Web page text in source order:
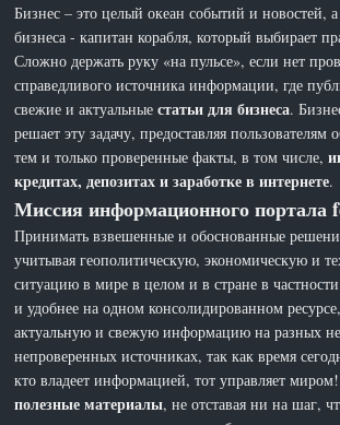
Бизнес – это целый океан событий и новостей,
бизнеса - капитан корабля, который выбирает
Сложно держать руку «на пульсе», если нет
справедливого источника информации, где
свежие и актуальныестатьи для бизнеса.
решает эту задачу, предоставляя
тем и только проверенные факты, в том числе,
кредитах, депозитах и заработке в интернете.
Миссия информационного портала
Принимать взвешенные и обоснованные
учитывая геополитическую, экономическую и
ситуацию в мире в целом и в стране в
и удобнее на одном консолидированном
актуальную и свежую информацию на разных не
непроверенных источниках, так как время
кто владеет информацией, тот управляет
полезные материалы, не отставая ни на шаг,